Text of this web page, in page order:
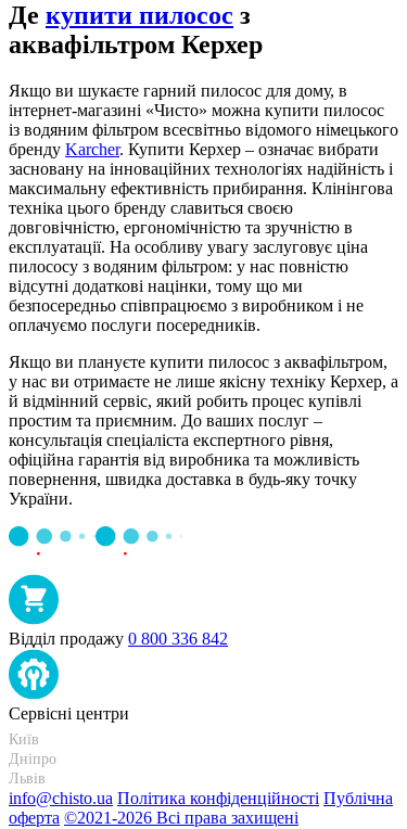
Де купити пилосос з
аквафільтром Керхер
Якщо ви шукаєте гарний пилосос для дому, в
інтернет-магазині «Чисто» можна купити пилосос
із водяним фільтром всесвітньо відомого німецького
бренду Karcher. Купити Керхер – означає вибрати
засновану на інноваційних технологіях надійність і
максимальну ефективність прибирання. Клінінгова
техніка цього бренду славиться своєю
довговічністю, ергономічністю та зручністю в
експлуатації. На особливу увагу заслуговує ціна
пилососу з водяним фільтром: у нас повністю
відсутні додаткові націнки, тому що ми
безпосередньо співпрацюємо з виробником і не
оплачуємо послуги посередників.
Якщо ви плануєте купити пилосос з аквафільтром,
у нас ви отримаєте не лише якісну техніку Керхер, а
й відмінний сервіс, який робить процес купівлі
простим та приємним. До ваших послуг –
консультація спеціаліста експертного рівня,
офіційна гарантія від виробника та можливість
повернення, швидка доставка в будь-яку точку
України.
Відділ продажу 0 800 336 842
Сервісні центри
Київ
Дніпро
Львів
info@chisto.ua Політика конфіденційності Публічна
оферта ©2021-2026 Всі права захищені